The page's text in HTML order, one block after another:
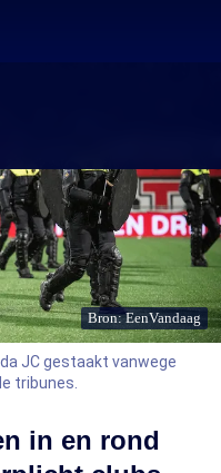
Bron: EenVandaag
JC gestaakt vanwege
tribunes.
in en rond